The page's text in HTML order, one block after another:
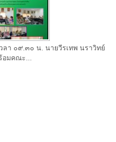
า ๐๙.๓๐ น. นายวีรเทพ นราวิทย์
มคณะ...